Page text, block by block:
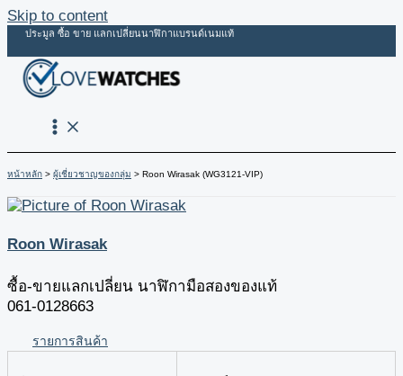
Skip to content
ประมูล ซื้อ ขาย แลกเปลี่ยนนาฬิกาแบรนด์เนมแท้
หน้าหลัก ผู้เชี่ยวชาญของกลุ่ม Roon Wirasak (WG3121-VIP)
Roon Wirasak
ซื้อ-ขายแลกเปลี่ยน นาฬิกามือสองของแท้
061-0128663
รายการสินค้า